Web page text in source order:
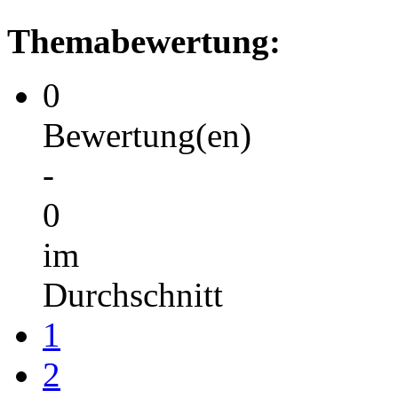
Themabewertung:
0
Bewertung(en)
-
0
im
Durchschnitt
1
2